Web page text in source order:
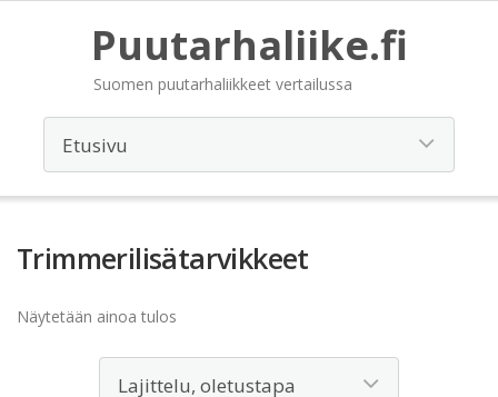
Puutarhaliike.fi
Suomen puutarhaliikkeet vertailussa
Trimmerilisätarvikkeet
Näytetään ainoa tulos